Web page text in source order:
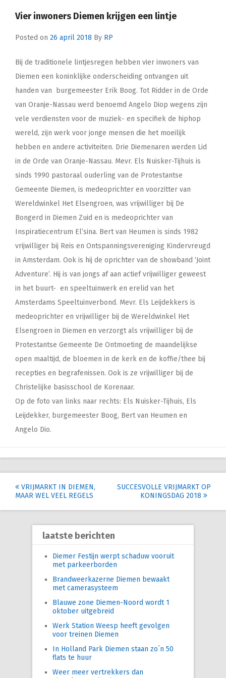
Vier inwoners Diemen krijgen een lintje
Posted on 26 april 2018 By RP
Bij de traditionele lintjesregen hebben vier inwoners van
Diemen een koninklijke onderscheiding ontvangen uit
handen van burgemeester Erik Boog. Tot Ridder in de Orde
van Oranje-Nassau werd benoemd Angelo Diop wegens zijn
vele verdiensten voor de muziek- en specifiek de hiphop
wereld, zijn werk voor jonge mensen die het moeilijk
hebben en andere activiteiten. Drie Diemenaren werden Lid
in de Orde van Oranje-Nassau. Mevr. Els Nuisker-Tijhuis is
sinds 1990 pastoraal ouderling van de Protestantse
Gemeente Diemen, is medeoprichter en voorzitter van
Wereldwinkel Het Elsengroen, was vrijwilliger bij De
Bongerd in Diemen Zuid en is medeoprichter van
Inspiratiecentrum El’sina. Bert van Heumen is sinds 1982
vrijwilliger bij Reis en Ontspanningsvereniging Kindervreugd
in Amsterdam. Ook is hij de oprichter van de showband ‘Joint
Adventure’. Hij is van jongs af aan actief vrijwilliger geweest
in het buurt- en speeltuinwerk en erelid van het
Amsterdams Speeltuinverbond. Mevr. Els Leijdekkers is
medeoprichter en vrijwilliger bij de Wereldwinkel Het
Elsengroen in Diemen en verzorgt als vrijwilliger bij de
Protestantse Gemeente De Ontmoeting de maandelijkse
open maaltijd, de bloemen in de kerk en de koffie/thee bij
recepties en begrafenissen. Ook is ze vrijwilliger bij de
Christelijke basisschool de Korenaar.
Op de foto van links naar rechts: Els Nuisker-Tijhuis, Els
Leijdekker, burgemeester Boog, Bert van Heumen en
Angelo Dio.
Post
VRIJMARKT IN DIEMEN,
MAAR WEL VEEL REGELS
SUCCESVOLLE VRIJMARKT OP
KONINGSDAG 2018
laatste berichten
Diemer Festijn werpt schaduw vooruit
met parkeerborden
Brandweerkazerne Diemen bewaakt
met camerasysteem
Blauwe zone Diemen-Noord wordt 1
oktober uitgebreid
Werk Station Weesp heeft gevolgen
voor treinen Diemen
In Holland Park Diemen staan zo´n 50
flats te huur
Weer meer vertrekkers dan